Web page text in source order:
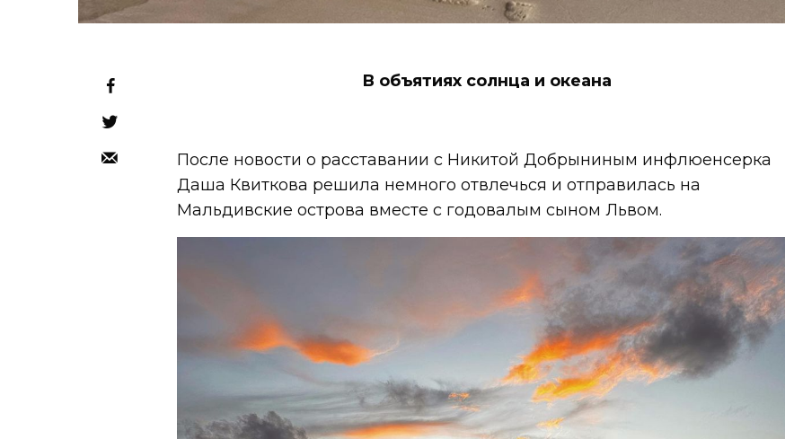
В объятиях солнца и океана
После новости о расставании с Никитой Добрыниным инфлюенсерка
Даша Квиткова решила немного отвлечься и отправилась на
Мальдивские острова вместе с годовалым сыном Львом.